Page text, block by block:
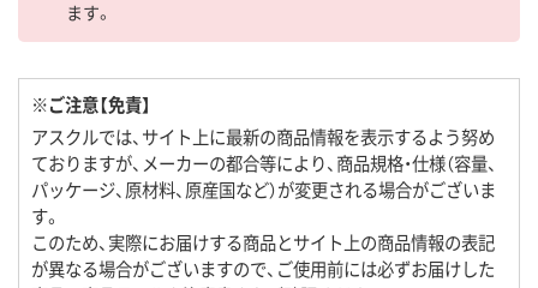
ます。
※ご注意【免責】
アスクルでは、サイト上に最新の商品情報を表示するよう努め
ておりますが、メーカーの都合等により、商品規格・仕様（容量、
パッケージ、原材料、原産国など）が変更される場合がございま
す。
このため、実際にお届けする商品とサイト上の商品情報の表記
が異なる場合がございますので、ご使用前には必ずお届けした